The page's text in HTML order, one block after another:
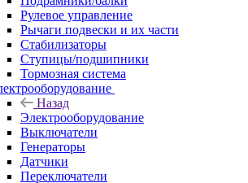
Рулевое управление
Рычаги подвески и их части
Стабилизаторы
Ступицы/подшипники
Тормозная система
Назад
Электрооборудование
Выключатели
Генераторы
Датчики
Переключатели